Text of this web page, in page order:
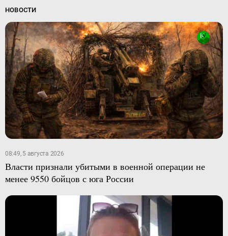
НОВОСТИ
08:49, 5 августа 2026
Власти признали убитыми в военной операции не
менее 9550 бойцов с юга России